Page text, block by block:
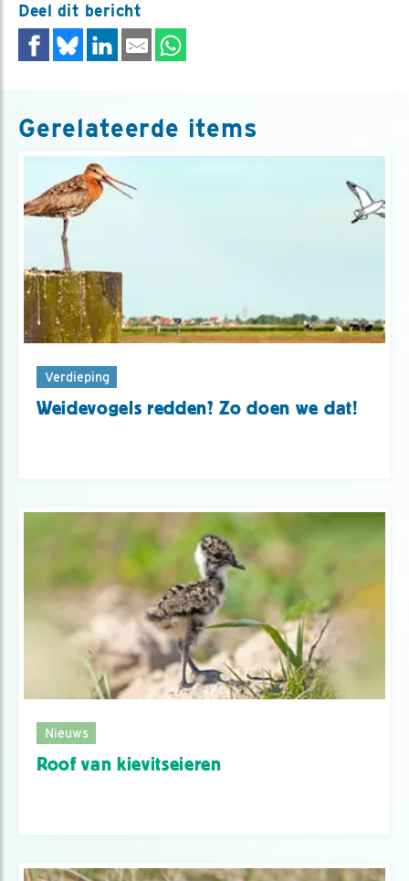
Deel dit bericht
Gerelateerde items
Verdieping
Weidevogels redden? Zo doen we dat!
Nieuws
Roof van kievitseieren